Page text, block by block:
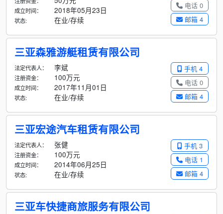
电话 0
邮箱 4
成立时间： 2018年05月23日
状态: 在业/存续
三亚森雅游艇租赁有限公司
手机 4
电话 0
邮箱 4
法定代表人： 李斌
注册资金： 100万元
成立时间： 2017年11月01日
状态: 在业/存续
三亚宏途汽车租赁有限公司
手机 3
电话 1
邮箱 4
法定代表人： 张健
注册资金： 100万元
成立时间： 2014年06月25日
状态: 在业/存续
三亚车快捷商旅服务有限公司